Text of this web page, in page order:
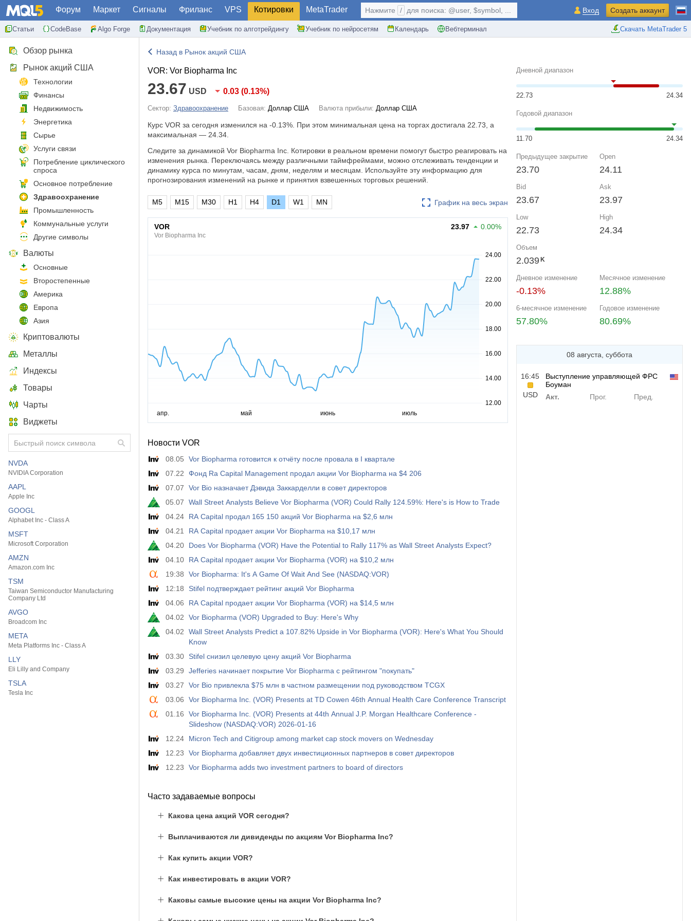
Форум Маркет Сигналы Фриланс VPS Котировки MetaTrader
Статьи CodeBase Algo Forge Документация Учебник по алготрейдингу Учебник по нейросетям Календарь Вебтерминал Скачать MetaTrader 5
Нажмите / для поиска: @user, $symbol, ... Вход Создать аккаунт
Обзор рынка
Рынок акций США
Технологии
Финансы
Недвижимость
Энергетика
Сырье
Услуги связи
Потребление циклического
спроса
Основное потребление
Здравоохранение
Промышленность
Коммунальные услуги
Другие символы
Валюты
Основные
Второстепенные
Америка
Европа
Азия
Криптовалюты
Металлы
Индексы
Товары
Чарты
Виджеты
NVDA
NVIDIA Corporation
AAPL
Apple Inc
GOOGL
Alphabet Inc - Class A
MSFT
Microsoft Corporation
AMZN
Amazon.com Inc
TSM
Taiwan Semiconductor Manufacturing
Company Ltd
AVGO
Broadcom Inc
META
Meta Platforms Inc - Class A
LLY
Eli Lilly and Company
TSLA
Tesla Inc
Назад в Рынок акций США
VOR: Vor Biopharma Inc
23.67 USD 0.03 (0.13%)
Сектор: Здравоохранение Базовая: Доллар США Валюта прибыли: Доллар США
Курс VOR за сегодня изменился на -0.13% . При этом минимальная цена на торгах достигала 22.73, а
максимальная — 24.34.
Следите за динамикой Vor Biopharma Inc. Котировки в реальном времени помогут быстро реагировать на
изменения рынка. Переключаясь между различными таймфреймами, можно отслеживать тенденции и
динамику курса по минутам, часам, дням, неделям и месяцам. Используйте эту информацию для
прогнозирования изменений на рынке и принятия взвешенных торговых решений.
График на весь экран
M5 M15 M30 H1 H4 D1 W1 MN
VOR
Vor Biopharma Inc
23.97 0.00%
Новости VOR
08.05
Vor Biopharma готовится к отчёту после провала в I квартале
07.22
Фонд Ra Capital Management продал акции Vor Biopharma на $4 206
07.07
Vor Bio назначает Дэвида Заккарделли в совет директоров
05.07
Wall Street Analysts Believe Vor Biopharma (VOR) Could Rally 124.59%: Here's is How to Trade
04.24
RA Capital продал 165 150 акций Vor Biopharma на $2,6 млн
04.21
RA Capital продает акции Vor Biopharma на $10,17 млн
04.20
Does Vor Biopharma (VOR) Have the Potential to Rally 117% as Wall Street Analysts Expect?
04.10
RA Capital продает акции Vor Biopharma (VOR) на $10,2 млн
19:38
Vor Biopharma: It's A Game Of Wait And See (NASDAQ:VOR)
12:18
Stifel подтверждает рейтинг акций Vor Biopharma
04.06
RA Capital продает акции Vor Biopharma (VOR) на $14,5 млн
04.02
Vor Biopharma (VOR) Upgraded to Buy: Here's Why
04.02
Wall Street Analysts Predict a 107.82% Upside in Vor Biopharma (VOR): Here's What You Should
Know
03.30
Stifel снизил целевую цену акций Vor Biopharma
03.29
Jefferies начинает покрытие Vor Biopharma с рейтингом "покупать"
03.27
Vor Bio привлекла $75 млн в частном размещении под руководством TCGX
03.06
Vor Biopharma Inc. (VOR) Presents at TD Cowen 46th Annual Health Care Conference Transcript
01.16
Vor Biopharma Inc. (VOR) Presents at 44th Annual J.P. Morgan Healthcare Conference -
Slideshow (NASDAQ:VOR) 2026-01-16
12.24
Micron Tech and Citigroup among market cap stock movers on Wednesday
12.23
Vor Biopharma добавляет двух инвестиционных партнеров в совет директоров
12.23
Vor Biopharma adds two investment partners to board of directors
Часто задаваемые вопросы
Какова цена акций VOR сегодня?
Выплачиваются ли дивиденды по акциям Vor Biopharma Inc?
Как купить акции VOR?
Как инвестировать в акции VOR?
Каковы самые высокие цены на акции Vor Biopharma Inc?
Дневной диапазон
22.73 24.34
Годовой диапазон
11.70 24.34
Предыдущее закрытие
23.70
Open
24.11
Bid
23.67
Ask
23.97
Low
22.73
High
24.34
Объем
2.039 K
Дневное изменение
-0.13%
Месячное изменение
12.88%
6-месячное изменение
57.80%
Годовое изменение
80.69%
08 августа, суббота
16:45
USD
Выступление управляющей ФРС
Боуман
Акт.
Прог. Пред.